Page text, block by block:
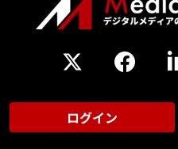
ログイン